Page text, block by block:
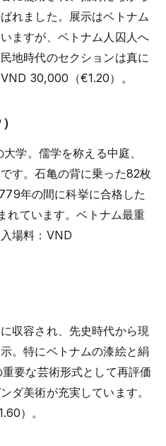
れました。展示はベトナム
ますが、ベトナム人囚人へ
地時代のセクションは真に
30,000（€1.20）。
学。儒学を称える中庭、
す。石亀の背に乗った82枚
年の間に科挙に合格した
れています。ベトナム最重
場料：VND
収容され、先史時代から現
。特にベトナムの漆絵と絹
要な芸術形式として再評価
ダ美術が充実しています。
）。